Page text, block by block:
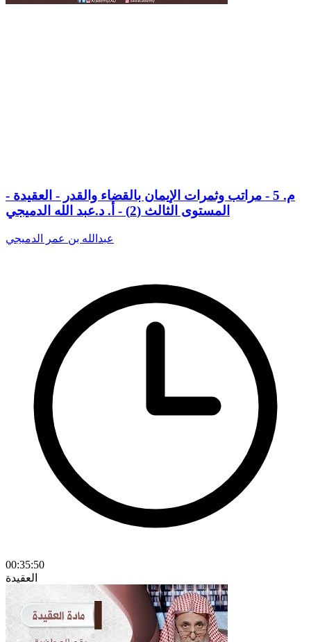
م. 5 - مراتب وثمرات الإيمان بالقضاء والقدر - العقيدة -
المستوى الثالث (2) - أ. د.عبد الله الدميجي
عبدالله بن عمر الدميجي
00:35:50
العقيدة